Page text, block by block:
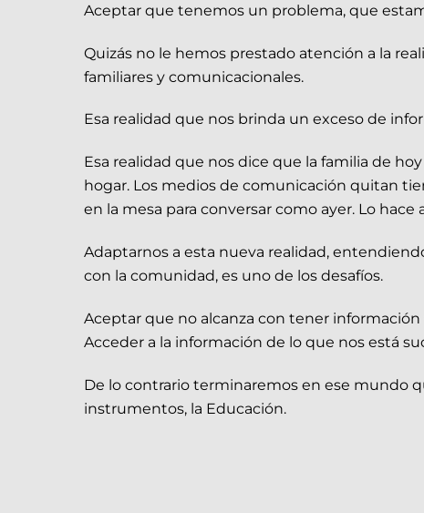
Aceptar que tenemos un problema, que
Quizás no le hemos prestado atención a la
familiares y comunicacionales.
Esa realidad que nos brinda un exceso de
Esa realidad que nos dice que la familia de
hogar. Los medios de comunicación quitan
en la mesa para conversar como ayer. Lo
Adaptarnos a esta nueva realidad,
con la comunidad, es uno de los desafíos.
Aceptar que no alcanza con tener
Acceder a la información de lo que nos está
De lo contrario terminaremos en ese mundo
instrumentos, la Educación.